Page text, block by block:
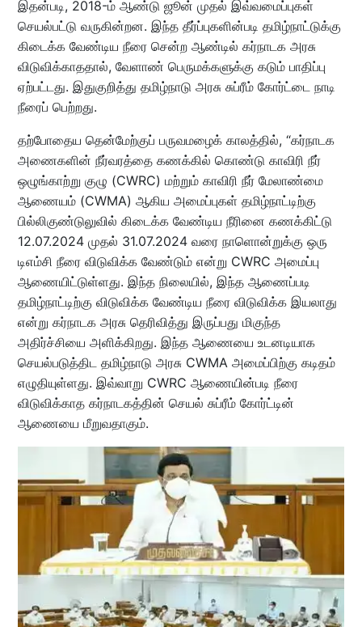
இதன்படி, 2018-ம் ஆண்டு ஜூன் முதல் இவ்வமைப்புகள்
செயல்பட்டு வருகின்றன. இந்த தீர்ப்புகளின்படி தமிழ்நாட்டுக்கு
கிடைக்க வேண்டிய நீரை சென்ற ஆண்டில் கர்நாடக அரசு
விடுவிக்காததால், வேளாண் பெருமக்களுக்கு கடும் பாதிப்பு
ஏற்பட்டது. இதுகுறித்து தமிழ்நாடு அரசு சுப்ரீம் கோர்ட்டை நாடி
நீரைப் பெற்றது.
தற்போதைய தென்மேற்குப் பருவமழைக் காலத்தில், “கர்நாடக
அணைகளின் நீர்வரத்தை கணக்கில் கொண்டு காவிரி நீர்
ஒழுங்காற்று குழு (CWRC) மற்றும் காவிரி நீர் மேலாண்மை
ஆணையம் (CWMA) ஆகிய அமைப்புகள் தமிழ்நாட்டிற்கு
பில்லிகுண்டுலுவில் கிடைக்க வேண்டிய நீரினை கணக்கிட்டு
12.07.2024 முதல் 31.07.2024 வரை நாளொன்றுக்கு ஒரு
டிஎம்சி நீரை விடுவிக்க வேண்டும் என்று CWRC அமைப்பு
ஆணையிட்டுள்ளது. இந்த நிலையில், இந்த ஆணைப்படி
தமிழ்நாட்டிற்கு விடுவிக்க வேண்டிய நீரை விடுவிக்க இயலாது
என்று கர்நாடக அரசு தெரிவித்து இருப்பது மிகுந்த
அதிர்ச்சியை அளிக்கிறது. இந்த ஆணையை உடனடியாக
செயல்படுத்திட தமிழ்நாடு அரசு CWMA அமைப்பிற்கு கடிதம்
எழுதியுள்ளது. இவ்வாறு CWRC ஆணையின்படி நீரை
விடுவிக்காத கர்நாடகத்தின் செயல் சுப்ரீம் கோர்ட்டின்
ஆணையை மீறுவதாகும்.